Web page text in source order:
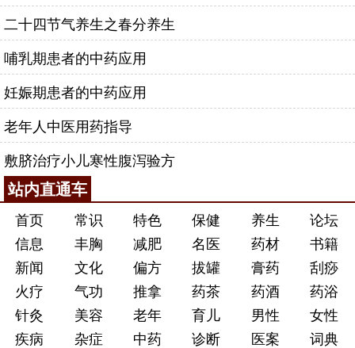
二十四节气养生之春分养生
哺乳期患者的中药应用
妊娠期患者的中药应用
老年人中医用药指导
敷脐治疗小儿寒性腹泻验方
站内直通车
首页 常识 特色 保健 养生
论坛
信息
丰胸 减肥 名医 药材
书籍
新闻
文化 偏方 拔罐 膏药
刮痧
火疗
气功 推拿 药茶 药酒
药浴
针灸
美容 老年 育儿 男性
女性
疾病
杂症 中药 诊断 医案 词典